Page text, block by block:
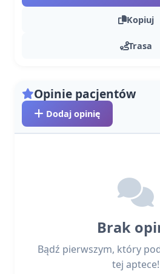
Kopiuj
Trasa
Opinie pacjentów
Dodaj opinię
Brak
Bądź pierwszym, który
tej aptece!